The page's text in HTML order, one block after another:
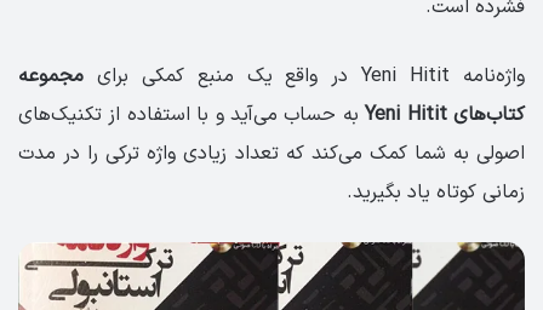
فشرده است.
واژه‌نامه Yeni Hitit در واقع یک منبع کمکی برای
مجموعه
کتاب‌های Yeni Hitit
به حساب می‌آید و با استفاده از تکنیک‌های
اصولی به شما کمک می‌کند که تعداد زیادی واژه ترکی را در مدت
زمانی کوتاه یاد بگیرید.